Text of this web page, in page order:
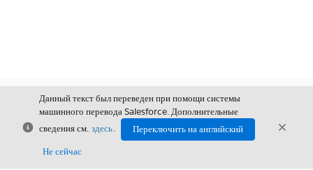
Закрыть
Данный текст был переведен при помощи системы
машинного перевода Salesforce. Дополнительные
сведения см. здесь.
Переключить на английский
Не сейчас